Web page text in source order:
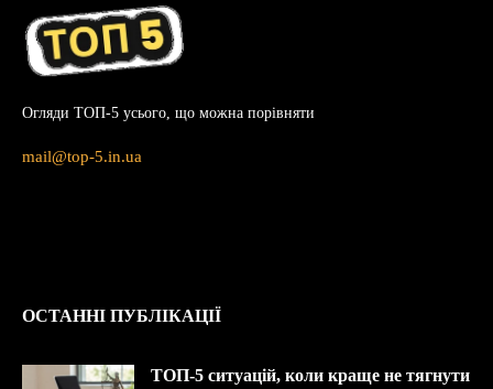
Огляди ТОП-5 усього, що можна порівняти
mail@top-5.in.ua
ОСТАННІ ПУБЛІКАЦІЇ
ТОП-5 ситуацій, коли краще не тягнути